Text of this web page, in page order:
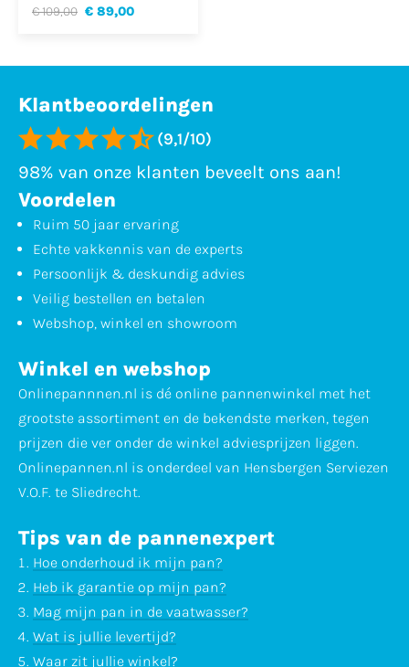
€ 109,00 € 89,00
Klantbeoordelingen
(9,1/10)
98% van onze klanten beveelt ons aan!
Voordelen
Ruim 50 jaar ervaring
Echte vakkennis van de experts
Persoonlijk & deskundig advies
Veilig bestellen en betalen
Webshop, winkel en showroom
Winkel en webshop
Onlinepannnen.nl is dé online pannenwinkel met het
grootste assortiment en de bekendste merken, tegen
prijzen die ver onder de winkel adviesprijzen liggen.
Onlinepannen.nl is onderdeel van Hensbergen Serviezen
V.O.F. te Sliedrecht.
Tips van de pannenexpert
Hoe onderhoud ik mijn pan?
Heb ik garantie op mijn pan?
Mag mijn pan in de vaatwasser?
Wat is jullie levertijd?
Waar zit jullie winkel?